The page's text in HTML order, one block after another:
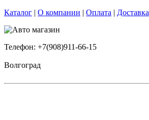
Каталог | О компании | Оплата | Доставка
Телефон: +7(908)911-66-15
Волгоград